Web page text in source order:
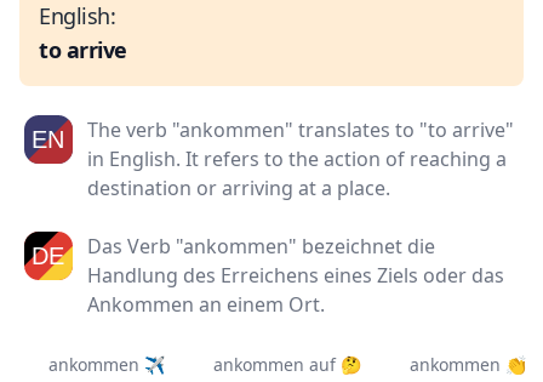
English:
to arrive
The verb "ankommen" translates to "to arrive"
in English. It refers to the action of reaching a
destination or arriving at a place.
Das Verb "ankommen" bezeichnet die
Handlung des Erreichens eines Ziels oder das
Ankommen an einem Ort.
ankommen ✈️ ankommen auf 🤔 ankommen 👏